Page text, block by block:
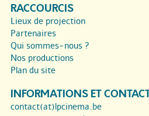
RACCOURCIS
Lieux de projection
Partenaires
Qui sommes-nous ?
Nos productions
Plan du site
INFORMATIONS ET
contact(at)lpcinema.be